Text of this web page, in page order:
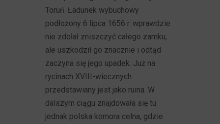
Toruń. Ładunek wybuchowy
podłożony 6 lipca 1656 r. wprawdzie
nie zdołał zniszczyć całego zamku,
ale uszkodził go znacznie i odtąd
zaczyna się jego upadek. Już na
rycinach XVIII-wiecznych
przedstawiany jest jako ruina. W
dalszym ciągu znajdowała się tu
jednak polska komora celna, gdzie